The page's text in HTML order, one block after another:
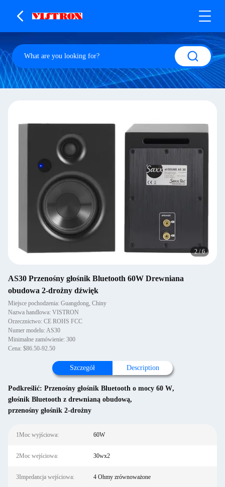
2/6
AS30 Przenośny głośnik Bluetooth 60W Drewniana
obudowa 2-drożny dźwięk
Miejsce pochodzenia: Guangdong, Chiny
Nazwa handlowa: VISTRON
Orzecznictwo: CE ROHS FCC
Numer modelu: AS30
Minimalne zamówienie: 300
Cena: $86.50-92.50
Szczegół Description
Podkreślić: Przenośny głośnik Bluetooth o mocy 60 W,
głośnik Bluetooth z drewnianą obudową,
przenośny głośnik 2-drożny
1Moc wyjściowa: 60W
2Moc wejściowa: 30wx2
3Impedancja wejściowa: 4 Ohmy zrównoważone